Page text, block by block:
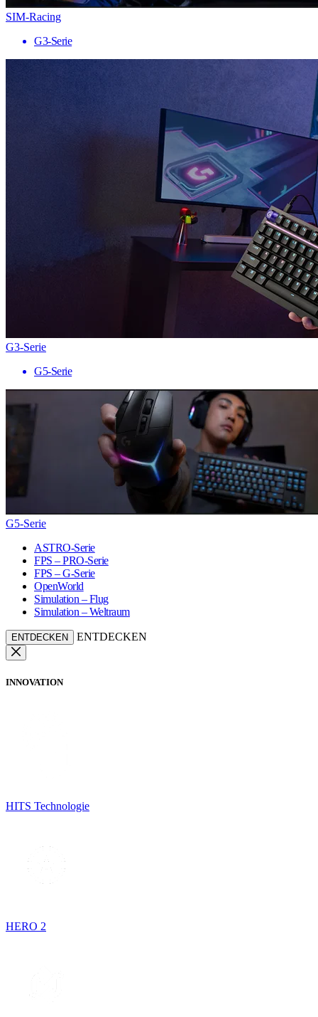
SIM-Racing
G3-Serie
G3-Serie
G5-Serie
G5-Serie
ASTRO-Serie
FPS – PRO-Serie
FPS – G-Serie
OpenWorld
Simulation – Flug
Simulation – Weltraum
ENTDECKEN ENTDECKEN
INNOVATION
HITS Technologie
HERO 2